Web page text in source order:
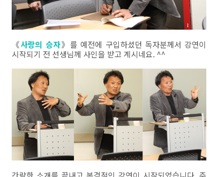
《사랑의 승자》를 예전에 구입하셨던 독자분께서 강연이
시작되기 전 선생님께 사인을 받고 계시네요. ^^